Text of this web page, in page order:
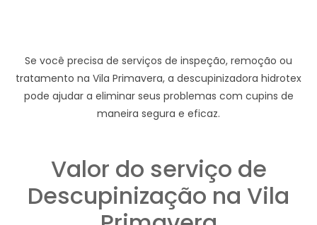
Se você precisa de serviços de inspeção, remoção ou
tratamento na Vila Primavera, a descupinizadora hidrotex
pode ajudar a eliminar seus problemas com cupins de
maneira segura e eficaz.
Valor do serviço de
Descupinização na Vila